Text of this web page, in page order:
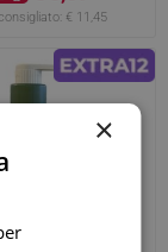
€ 11,45
×